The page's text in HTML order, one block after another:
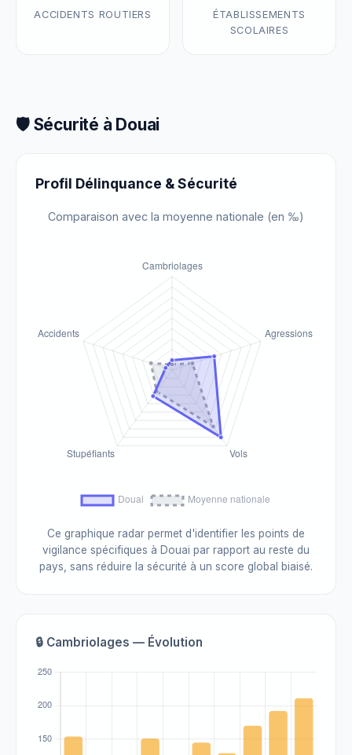
ACCIDENTS ROUTIERS
ÉTABLISSEMENTS
SCOLAIRES
🛡️ Sécurité à Douai
Profil Délinquance & Sécurité
Comparaison avec la moyenne nationale (en ‰)
Ce graphique radar permet d'identifier les points de
vigilance spécifiques à Douai par rapport au reste du
pays, sans réduire la sécurité à un score global biaisé.
🔒 Cambriolages — Évolution